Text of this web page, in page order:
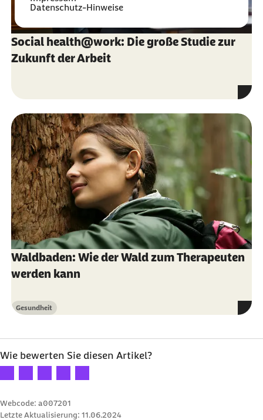
Datenschutz-Hinweise
Social health@work: Die große Studie zur
Zukunft der Arbeit
Waldbaden: Wie der Wald zum Therapeuten
werden kann
Kategorie
Gesundheit
Wie bewerten Sie diesen Artikel?
Ihre Bewertung: 1 Stern
Ihre Bewertung: 2 Sterne
Ihre Bewertung: 3 Sterne
Ihre Bewertung: 4 Sterne
Ihre Bewertung: 5 Sterne
Webcode: a007201
Letzte Aktualisierung: 11.06.2024